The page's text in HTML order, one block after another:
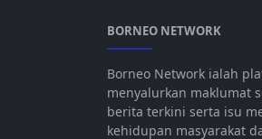
BORNEO NETWORK
Borneo Network ialah
menyalurkan maklumat
berita terkini serta isu
kehidupan masyarakat